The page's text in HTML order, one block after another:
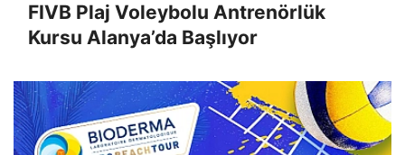
FIVB Plaj Voleybolu Antrenörlük
Kursu Alanya’da Başlıyor